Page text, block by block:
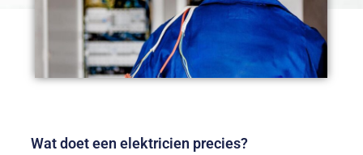
Wat doet een elektricien precies?